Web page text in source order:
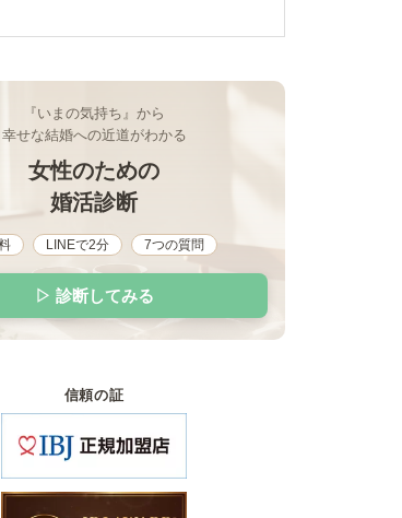
『いまの気持ち』から
幸せな結婚への近道がわかる
女性のための
婚活診断
LINEで2分 7つの質問
▷ 診断してみる
信頼の証